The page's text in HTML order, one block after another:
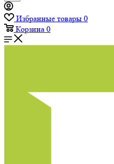
Избранные товары 0
Корзина 0